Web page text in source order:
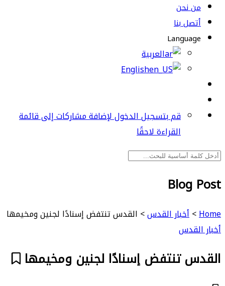
من نحن
أتصل بنا
Language
العربية
English
قم بتسجيل الدخول لإضافة مشاركات إلى قائمة
القراءة لاحقًا
Blog Post
Home
>أخبار القدس> القدس تنتفض إسنادًا لجنين ومخيمها
أخبار القدس
القدس تنتفض إسنادًا لجنين ومخيمها